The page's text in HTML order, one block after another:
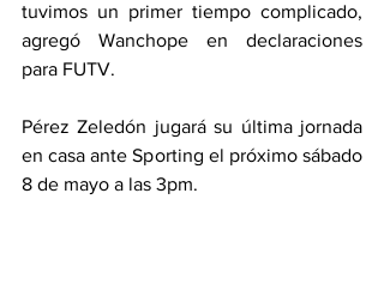
tuvimos un primer tiempo complicado,
agregó Wanchope en declaraciones
para FUTV.
Pérez Zeledón jugará su última jornada
en casa ante Sporting el próximo sábado
8 de mayo a las 3pm.